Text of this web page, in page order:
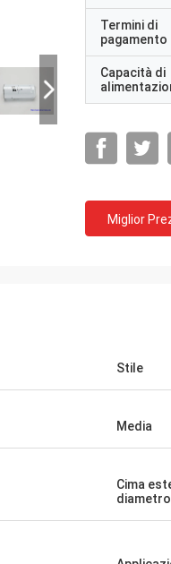
Termini di
pagamento
Capacità di
Miglior
Stile
Media
Cima
diametro